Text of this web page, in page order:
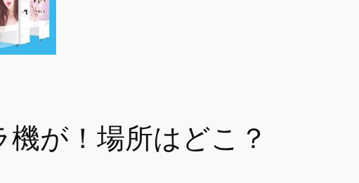
が！場所はどこ？